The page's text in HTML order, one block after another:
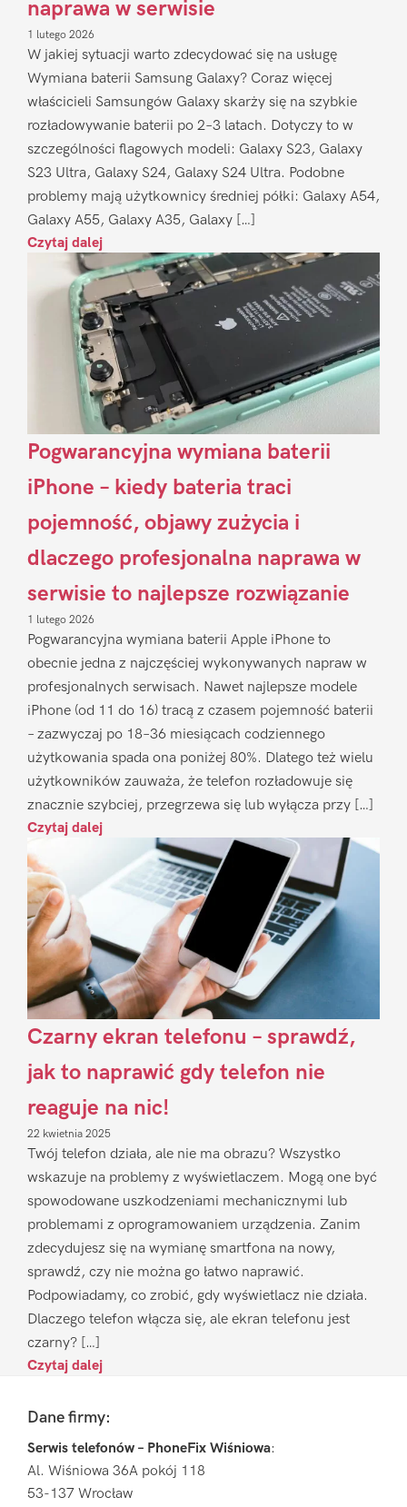
naprawa w serwisie
1 lutego 2026
W jakiej sytuacji warto zdecydować się na usługę
Wymiana baterii Samsung Galaxy? Coraz więcej
właścicieli Samsungów Galaxy skarży się na szybkie
rozładowywanie baterii po 2–3 latach. Dotyczy to w
szczególności flagowych modeli: Galaxy S23, Galaxy
S23 Ultra, Galaxy S24, Galaxy S24 Ultra. Podobne
problemy mają użytkownicy średniej półki: Galaxy A54,
Galaxy A55, Galaxy A35, Galaxy […]
Czytaj dalej
Pogwarancyjna wymiana baterii
iPhone – kiedy bateria traci
pojemność, objawy zużycia i
dlaczego profesjonalna naprawa w
serwisie to najlepsze rozwiązanie
1 lutego 2026
Pogwarancyjna wymiana baterii Apple iPhone to
obecnie jedna z najczęściej wykonywanych napraw w
profesjonalnych serwisach. Nawet najlepsze modele
iPhone (od 11 do 16) tracą z czasem pojemność baterii
– zazwyczaj po 18–36 miesiącach codziennego
użytkowania spada ona poniżej 80%. Dlatego też wielu
użytkowników zauważa, że telefon rozładowuje się
znacznie szybciej, przegrzewa się lub wyłącza przy […]
Czytaj dalej
Czarny ekran telefonu – sprawdź,
jak to naprawić gdy telefon nie
reaguje na nic!
22 kwietnia 2025
Twój telefon działa, ale nie ma obrazu? Wszystko
wskazuje na problemy z wyświetlaczem. Mogą one być
spowodowane uszkodzeniami mechanicznymi lub
problemami z oprogramowaniem urządzenia. Zanim
zdecydujesz się na wymianę smartfona na nowy,
sprawdź, czy nie można go łatwo naprawić.
Podpowiadamy, co zrobić, gdy wyświetlacz nie działa.
Dlaczego telefon włącza się, ale ekran telefonu jest
czarny? […]
Czytaj dalej
FooterDane firmy:
Serwis telefonów – PhoneFix Wiśniowa:
Al. Wiśniowa 36A pokój 118
53-137 Wrocław